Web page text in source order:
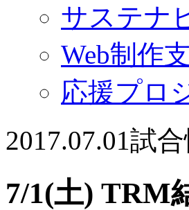
サステナ
Web制作
応援プロ
2017.07.01試
7/1(土) TRM